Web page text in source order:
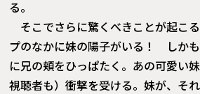
る。
そこでさらに驚くべきことが起こ
プのなかに妹の陽子がいる！ しか
に兄の頬をひっぱたく。あの可愛い
視聴者も）衝撃を受ける。妹が、そ